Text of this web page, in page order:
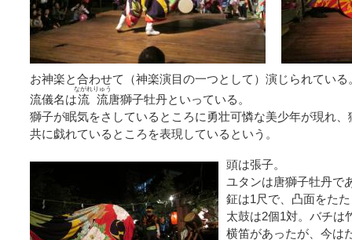
お神楽と合わせて（神楽演目の一つとして）演じられてい
流儀名は流流
ながれりゅう
唐獅子牡丹といっている。
獅子が眠気をさしているところに勇壮可憐な美少年が現れ
共に戯れているところを表現しているという。
頭は張子。
ユタンは唐獅子牡丹で
鉦は1尺で、凸面をた
太鼓は2個1対。バチは
横笛があったが、今は